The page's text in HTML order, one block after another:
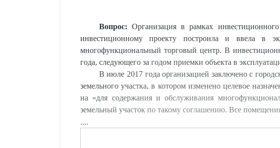
Вопрос: Организация в рамках
инвестиционному проекту построила и ввела в
многофункциональный торговый центр. В
года, следующего за годом приемки объекта в
В июле 2017 года организацией заключено с
земельного участка, в котором изменено целевое
на «для содержания и обслуживания
земельный участок по такому соглашению. Все
....